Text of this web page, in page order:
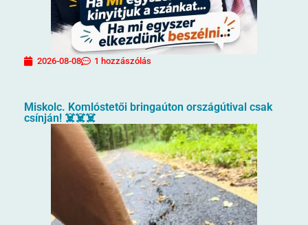
2026-08-08 1 hozzászólás
Miskolc. Komlóstetői bringaúton országútival csak
csínján! ☠️☠️☠️